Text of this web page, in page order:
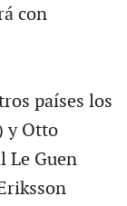
con
países los
y Otto
Le Guen